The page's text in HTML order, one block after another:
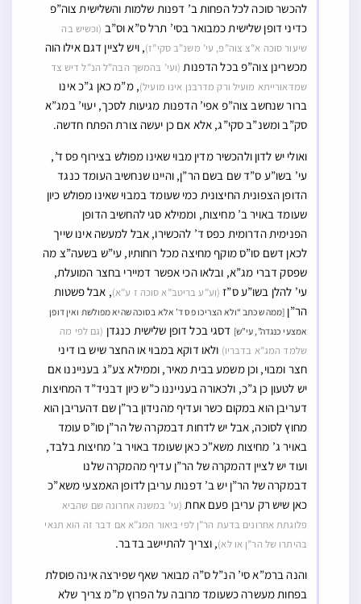
להכשר סוכה לכל הפחות ב’ דפנות שלמות והשלישית צוה”פ
כדיני דופן שלישית כמבואר בסי’ תרל ס”א וס”ב (וכשיש בה
שיעור סוכה א”צ צוה”פ, עי’ משנ”ב סקי”ז), ויש לציין דגם אילו הוה
מכשרינן צוה”פ בכל הדפנות (ועי’ בהמשך הבה”ל הנ”ל דיש צד
שמדאורייתא מועיל ורק מדרבנן אינו מועיל), מ”מ כאן ג”כ אינו
ברור שנחשב צוה”פ אפי’ הדפנות מגיעות לסכך, יעוי’ במג”א
סק”ב ומשנ”ב סקי”ג, אלא אם כן יעשה צורת הפתח חדשה.
ואולי יש לדון ולהכשיר מדין מבוי שאינו מפולש בצירוף פס ד’,
עי’ בשו”ע ס”ד שם בשם הר”ן, והיינו שנחשיב העומד כנגד
הדופן הצפונית החיצונית כמי שעומד במבוי שאינו מפולש כיון
שעומד באויר ב’ מחיצות, וממילא סגי להחשיב הדופן
הפנימית הדרומית כפס ד’ להכשירו, אבל למעשה אינו שייך
לכאן דשם סו”ס מוקף מחיצה מכל רוחותיו, עי”ש בשעה”צ מה
שפסק דברי מג”א, ובלאו הכי אפשר דמיירי בחצר המועלת,
עי’ להלן בשו”ע ס”ז (וע”ע בריטב”א סוכה ז ע”א), אבל פשטות
הר”ן [ממה שכתב “ולא הצריכו פס ד’ אלא בסוכה שהיא מפולשת ואין דופן
אמצעי כנגדה”, עי”ש] דסגי בכל דופן שלישית כנגדן (גם לפי מה
שלמד המג”א בדבריו) ולאו דוקא במבוי או החצר שיש בו דיני
חצר ומבוי, וכן משמע בבית מאיר, וממילא צע”ג בענייננו אם
יש לטעון כן ג”כ, ולכאורה בענייננו כ”ש כיון דבניד”ד המחיצות
דעריבן הוא במקום כשר ועדיף מהנידון בר”ן שם דהעריבן הוא
מחוץ לסוכה, אבל יש לדחות דבמקרה של הר”ן סו”ס עומד
באויר ג’ מחיצות משא”כ כאן שעומד באויר ב’ מחיצות בלבד,
ועוד יש לציין דהמקרה של הר”ן עדיף מהמקרה שלנו
דבמקרה של הר”ן יש ב’ דפנות עריבן לדופן האמצעי משא”כ
כאן שיש רק עריבן פעם אחת (עי’ במשנה אחרונה שם שהביא
פלוגתת אחרונים בדעת הר”ן לפי ביאור המג”א אם דבר זה הוא תנאי
בהיתרו של הר”ן או לא), וצריך להתיישב בדבר.
והנה ברמ”א סי’ הנ”ל ס”ה מבואר שאף שפירצה אינה פוסלת
בפחות מעשרה כשעומד מרובה על הפרוץ מ”מ צריך שלא